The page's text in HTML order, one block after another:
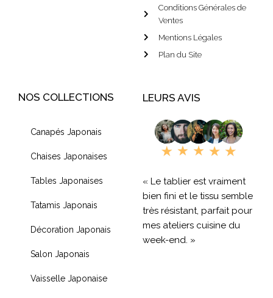
Conditions Générales de
Ventes
Mentions Légales
Plan du Site
NOS COLLECTIONS
Canapés Japonais
Chaises Japonaises
Tables Japonaises
Tatamis Japonais
Décoration Japonais
Salon Japonais
Vaisselle Japonaise
LEURS AVIS
« Le tablier est vraiment
bien fini et le tissu semble
très résistant, parfait pour
mes ateliers cuisine du
week-end. »